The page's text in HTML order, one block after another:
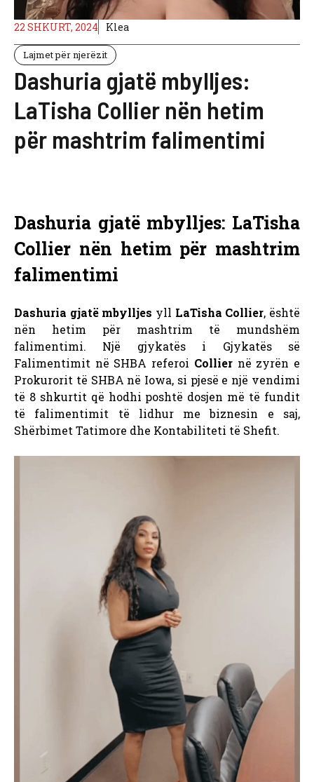
22 SHKURT, 2024 Klea
Lajmet për njerëzit
Dashuria gjatë mbylljes:
LaTisha Collier nën hetim
për mashtrim falimentimi
Dashuria gjatë mbylljes: LaTisha
Collier nën hetim për mashtrim
falimentimi
Dashuria gjatë mbylljes yll LaTisha Collier, është
nën hetim për mashtrim të mundshëm
falimentimi. Një gjykatës i Gjykatës së
Falimentimit në SHBA referoi Colliernë zyrën e
Prokurorit të SHBA në Iowa, si pjesë e një vendimi
të 8 shkurtit që hodhi poshtë dosjen më të fundit
të falimentimit të lidhur me biznesin e saj,
Shërbimet Tatimore dhe Kontabiliteti të Shefit.